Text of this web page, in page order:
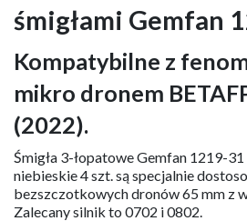
śmigłami Gemfan
Kompatybilne z
mikro dronem
(2022).
Śmigła 3-łopatowe Gemfan 1219-
niebieskie 4 szt. są specjalnie
bezszczotkowych dronów 65 mm z
Zalecany silnik to 0702 i 0802.